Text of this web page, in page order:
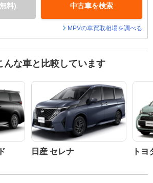
料) 中古車を検索
MPVの車買取相場を調べる
んな車と比較しています
日産 セレナ ト